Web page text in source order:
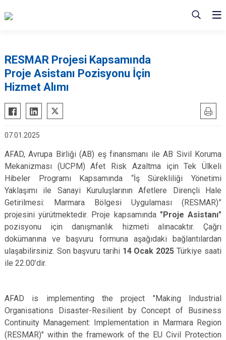
RESMAR Projesi Kapsamında
Proje Asistanı Pozisyonu İçin
Hizmet Alımı
07.01.2025
AFAD, Avrupa Birliği (AB) eş finansmanı ile AB Sivil Koruma
Mekanizması (UCPM) Afet Risk Azaltma için Tek Ülkeli
Hibeler Programı Kapsamında “İş Sürekliliği Yönetimi
Yaklaşımı ile Sanayi Kuruluşlarının Afetlere Dirençli Hale
Getirilmesi: Marmara Bölgesi Uygulaması (RESMAR)”
projesini yürütmektedir. Proje kapsamında "Proje Asistanı"
pozisyonu için danışmanlık hizmeti alınacaktır. Çağrı
dokümanına ve başvuru formuna aşağıdaki bağlantılardan
ulaşabilirsiniz. Son başvuru tarihi 14 Ocak 2025 Türkiye saati
ile 22.00’dir.
AFAD is implementing the project "Making Industrial
Organisations Disaster-Resilient by Concept of Business
Continuity Management: Implementation in Marmara Region
(RESMAR)" within the framework of the EU Civil Protection